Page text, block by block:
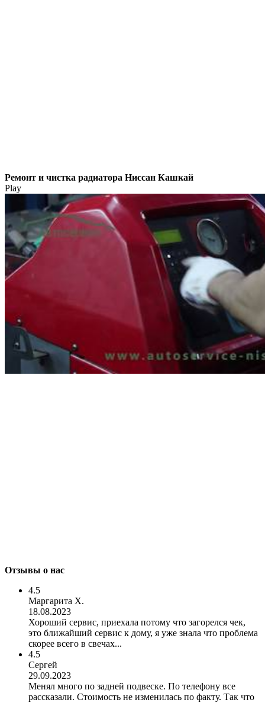
Ремонт и чистка радиатора Ниссан Кашкай
Play
Отзывы о нас
4.5
Маргарита Х.
18.08.2023
Хороший сервис, приехала потому что загорелся чек,
это ближайший сервис к дому, я уже знала что проблема
скорее всего в свечах...
4.5
Сергей
29.09.2023
Менял много по задней подвеске. По телефону все
рассказали. Стоимость не изменилась по факту. Так что